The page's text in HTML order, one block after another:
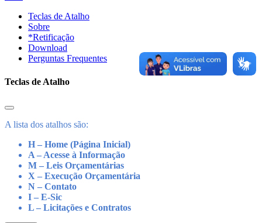
Teclas de Atalho
Sobre
*Retificação
Download
Perguntas Frequentes
Teclas de Atalho
A lista dos atalhos são:
H – Home (Página Inicial)
A – Acesse à Informação
M – Leis Orçamentárias
X – Execução Orçamentária
N – Contato
I – E-Sic
L – Licitações e Contratos